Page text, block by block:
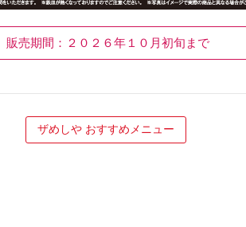
販売期間：２０２６年１０月初旬まで
ザめしや おすすめメニュー